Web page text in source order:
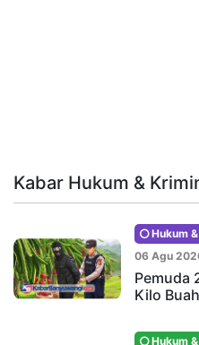
Kabar Hukum &
Hukum
06 Agu
Pemuda
Kilo
Hukum